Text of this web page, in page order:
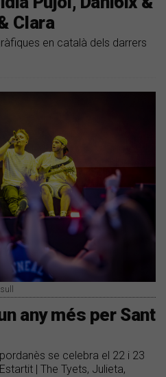
Clara
en català dels darrers
any més per Sant
se celebra el 22 i 23
| The Tyets, Julieta,